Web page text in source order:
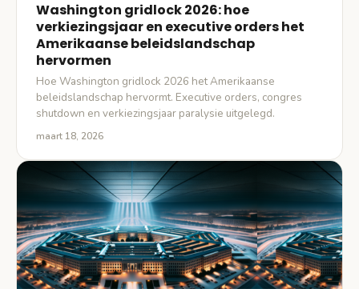
Washington gridlock 2026: hoe
verkiezingsjaar en executive orders het
Amerikaanse beleidslandschap
hervormen
Hoe Washington gridlock 2026 het Amerikaanse
beleidslandschap hervormt. Executive orders, congres
shutdown en verkiezingsjaar paralysie uitgelegd.
maart 18, 2026